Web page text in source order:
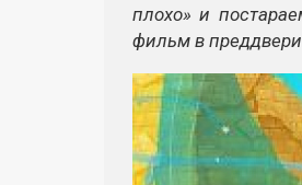
плохо» и
фильм в